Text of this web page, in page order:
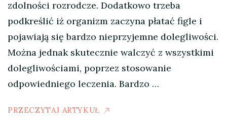
zdolności rozrodcze. Dodatkowo trzeba
podkreślić iż organizm zaczyna płatać figle i
pojawiają się bardzo nieprzyjemne dolegliwości.
Można jednak skutecznie walczyć z wszystkimi
dolegliwościami, poprzez stosowanie
odpowiedniego leczenia. Bardzo …
PRZECZYTAJ ARTYKUŁ